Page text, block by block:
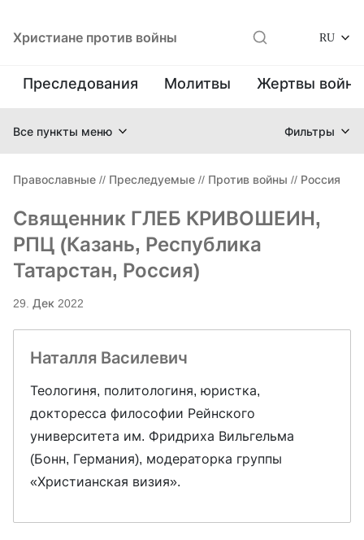
Христиане против войны RU
Преследования Молитвы Жертвы
Все пункты меню Фильтры
Православные // Преследуемые // Против войны // Россия
Священник ГЛЕБ КРИВОШЕИН,
РПЦ (Казань, Республика
Татарстан, Россия)
29. Дек 2022
Наталля Василевич
Теологиня, политологиня, юристка,
докторесса философии Рейнского
университета им. Фридриха Вильгельма
(Бонн, Германия), модераторка группы
«Христианская визия».